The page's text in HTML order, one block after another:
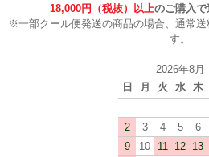
18,000円（税抜）以上のご購入で
※一部クール便発送の商品の場合、通常
す。
2026年8月
日
月 火 水 木
2
3 4 5 6
9
10 11 12 13